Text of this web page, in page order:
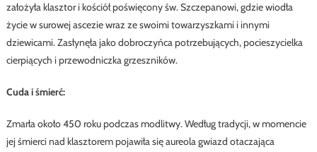
założyła klasztor i kościół poświęcony św. Szczepanowi, gdzie wiodła
życie w surowej ascezie wraz ze swoimi towarzyszkami i innymi
dziewicami. Zasłynęła jako dobroczyńca potrzebujących, pocieszycielka
cierpiących i przewodniczka grzeszników.
Cuda i śmierć:
Zmarła około 450 roku podczas modlitwy. Według tradycji, w momencie
jej śmierci nad klasztorem pojawiła się aureola gwiazd otaczająca